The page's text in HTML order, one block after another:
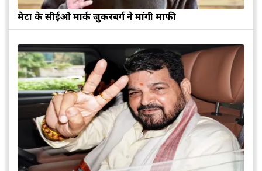
मेटा के सीईओ मार्क जुकरबर्ग ने मांगी माफी